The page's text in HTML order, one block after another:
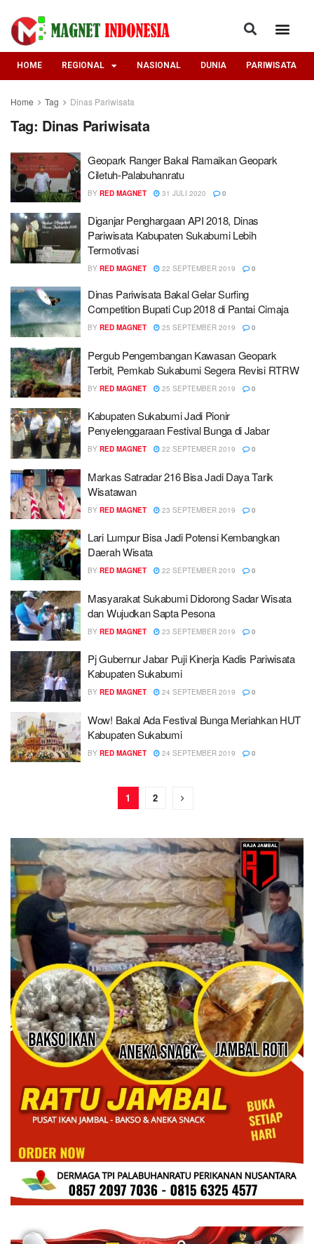
HOME REGIONAL NASIONAL DUNIA PARIWISATA
Home Tag Dinas Pariwisata
Tag: Dinas Pariwisata
Geopark Ranger Bakal Ramaikan Geopark
Ciletuh-Palabuhanratu
BY RED MAGNET 31 JULI 2020 0
Diganjar Penghargaan API 2018, Dinas
Pariwisata Kabupaten Sukabumi Lebih
Termotivasi
BY RED MAGNET 22 SEPTEMBER 2019 0
Dinas Pariwisata Bakal Gelar Surfing
Competition Bupati Cup 2018 di Pantai Cimaja
BY RED MAGNET 25 SEPTEMBER 2019 0
Pergub Pengembangan Kawasan Geopark
Terbit, Pemkab Sukabumi Segera Revisi RTRW
BY RED MAGNET 25 SEPTEMBER 2019 0
Kabupaten Sukabumi Jadi Pionir
Penyelenggaraan Festival Bunga di Jabar
BY RED MAGNET 22 SEPTEMBER 2019 0
Markas Satradar 216 Bisa Jadi Daya Tarik
Wisatawan
BY RED MAGNET 23 SEPTEMBER 2019 0
Lari Lumpur Bisa Jadi Potensi Kembangkan
Daerah Wisata
BY RED MAGNET 22 SEPTEMBER 2019 0
Masyarakat Sukabumi Didorong Sadar Wisata
dan Wujudkan Sapta Pesona
BY RED MAGNET 23 SEPTEMBER 2019 0
Pj Gubernur Jabar Puji Kinerja Kadis Pariwisata
Kabupaten Sukabumi
BY RED MAGNET 24 SEPTEMBER 2019 0
Wow! Bakal Ada Festival Bunga Meriahkan HUT
Kabupaten Sukabumi
BY RED MAGNET 24 SEPTEMBER 2019 0
1 2